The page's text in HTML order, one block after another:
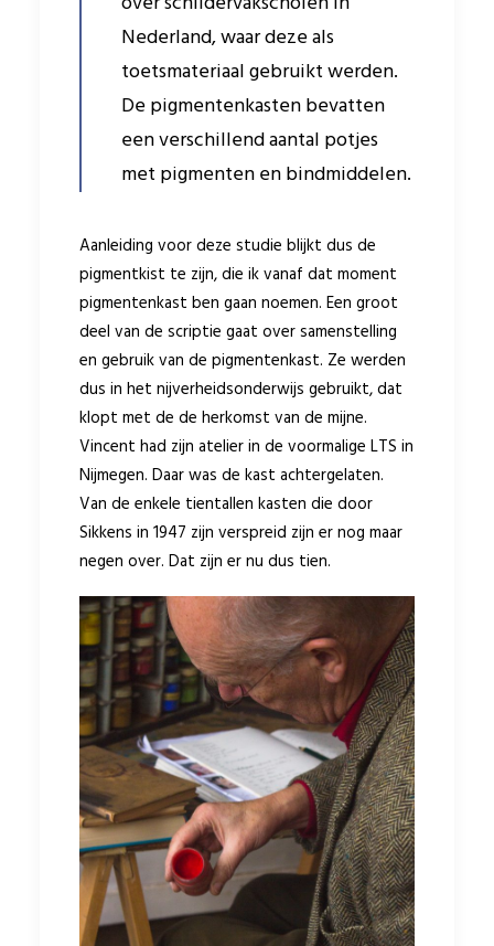
Nederland, waar deze als
toetsmateriaal gebruikt werden.
De pigmentenkasten bevatten
een verschillend aantal potjes
met pigmenten en bindmiddelen.
Aanleiding voor deze studie blijkt dus de
pigmentkist te zijn, die ik vanaf dat moment
pigmentenkast ben gaan noemen. Een groot
deel van de scriptie gaat over samenstelling
en gebruik van de pigmentenkast. Ze werden
dus in het nijverheidsonderwijs gebruikt, dat
klopt met de de herkomst van de mijne.
Vincent had zijn atelier in de voormalige LTS in
Nijmegen. Daar was de kast achtergelaten.
Van de enkele tientallen kasten die door
Sikkens in 1947 zijn verspreid zijn er nog maar
negen over. Dat zijn er nu dus tien.